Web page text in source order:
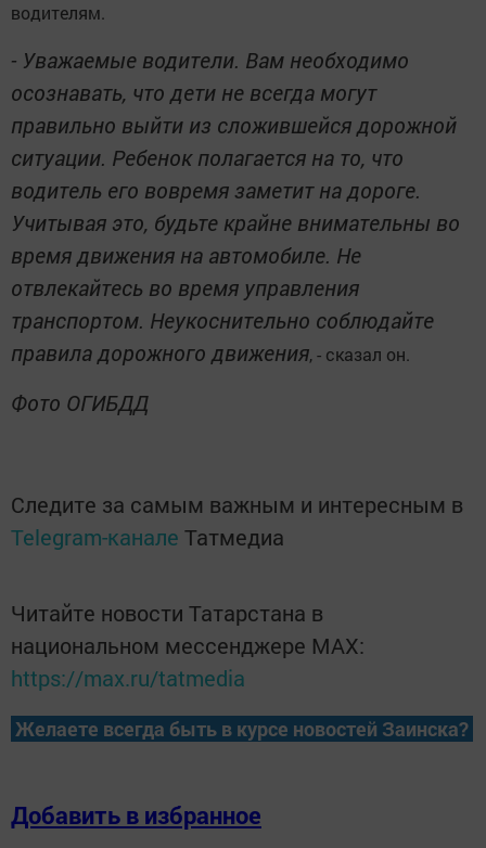
водителям.
- Уважаемые водители. Вам необходимо
осознавать, что дети не всегда могут
правильно выйти из сложившейся дорожной
ситуации. Ребенок полагается на то, что
водитель его вовремя заметит на дороге.
Учитывая это, будьте крайне внимательны во
время движения на автомобиле. Не
отвлекайтесь во время управления
транспортом. Неукоснительно соблюдайте
правила дорожного движения, - сказал он.
Фото ОГИБДД
Следите за самым важным и интересным в
Telegram-канале Татмедиа
Читайте новости Татарстана в
национальном мессенджере MАХ:
https://max.ru/tatmedia
Желаете всегда быть в курсе новостей Заинска?
Добавить в избранное